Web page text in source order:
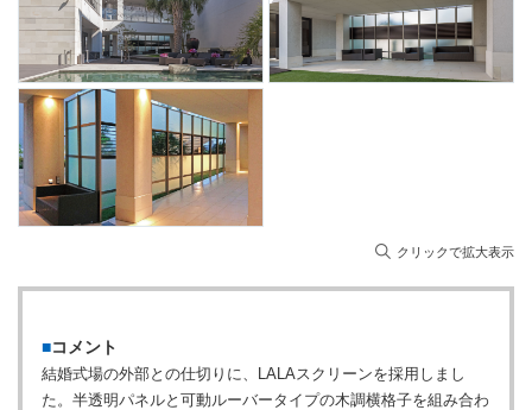
クリックで拡大表示
コメント
結婚式場の外部との仕切りに、LALAスクリーンを採用しまし
た。半透明パネルと可動ルーバータイプの木調横格子を組み合わ